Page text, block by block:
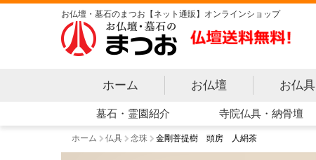
お仏壇・墓石のまつお【ネット通販】オンラインショップ
ホーム お仏壇 お仏具
墓石・霊園紹介 寺院仏具・納骨壇
ホーム 仏具 念珠 金剛菩提樹 頭房 人絹茶